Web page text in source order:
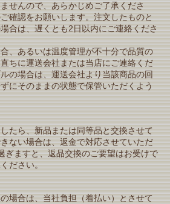
せんので、あらかじめご了承くださ
確認をお願いします。注文したものと
合は、遅くとも2日以内にご連絡くださ
、あるいは温度管理が不十分で品質の
ちに運送会社または当店にご連絡くだ
の場合は、運送会社より当該商品の回
にそのままの状態で保管いただくよう
たら、新品または同等品と交換させて
ない場合は、返金で対応させていただ
ぎますと、返品交換のご要望はお受けで
ださい。
場合は、当社負担（着払い）とさせて